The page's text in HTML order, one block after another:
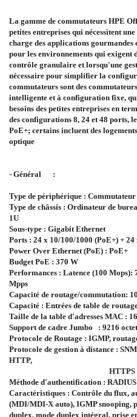
La gamme de commutateurs HPE
petites entreprises qui nécessitent
charge des applications gourmandes
pour les environnements qui exigent
contrôle granulaire et lorsqu'une
nécessaire pour simplifier la
commutateurs sont des
intelligente et à configuration fixe,
besoins des petites entreprises en
des configurations 8, 24 et 48 ports,
PoE+; certains incluent des
optique
- Général :
Type de périphérique : Commutateur
Type de châssis : Ordinateur de
1U
Sous-type : Gigabit Ethernet
Ports : 24 x 10/100/1000 (PoE+) +
Power Over Ethernet (PoE) : PoE+
Budget PoE : 370 W
Performances : Latence (100 Mops):
Mpps
Capacité de routage/commutation:
Capacité : Entrées de table de
Taille de la table d'adresses MAC :
Support de cadre Jumbo
: 9216
Protocole de Routage : IGMP,
Protocole de gestion à distance :
HTTP,
HTTPS
Méthode d'authentification : RADIUS
Caractéristiques : Contrôle du flux,
(MDI/MDI-X auto), IGMP snooping,
duplex, mode duplex intégral, prise